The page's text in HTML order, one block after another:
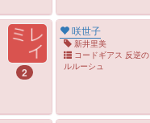
2
咲世子
新井里美
コードギアス 反逆の
ルルーシュ